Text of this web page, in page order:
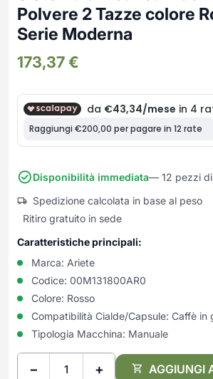
Frullatori
Grattugie elettriche
Macchine caffe e capsule
Pulizia Casa
Sbattitori
Spremiagrumi e Centrifughe
Tritacarne
Tritaverdure elettrici
Utensili da cucina
Lampade da parete
Lampade da tavolo
Mobili
SOGGIORNO
Divani e Poltrone
Soggiorni e Pareti
Tavoli e Tavolini
Moduli
Poltrone
TAVOLI USATI
Polvere 2 Tazze colore
Serie Moderna
173,37€
Disponibilità immediata— 12 pezzi
Spedizione calcolata in base al peso
Ritiro gratuito in sede
Caratteristiche principali:
Marca: Ariete
Codice: 00M131800AR0
Colore: Rosso
Compatibilità Cialde/Capsule: Caffè in
Tipologia Macchina: Manuale
− + AGGIUNGI